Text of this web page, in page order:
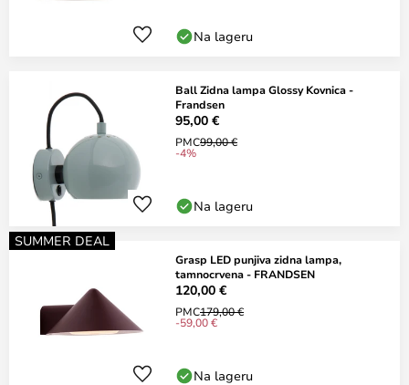
Na lageru
Ball Zidna lampa Glossy Kovnica -
Frandsen
95,00 €
PMC99,00 €
-4%
Na lageru
SUMMER DEAL
Grasp LED punjiva zidna lampa,
tamnocrvena - FRANDSEN
120,00 €
PMC179,00 €
-59,00 €
Na lageru